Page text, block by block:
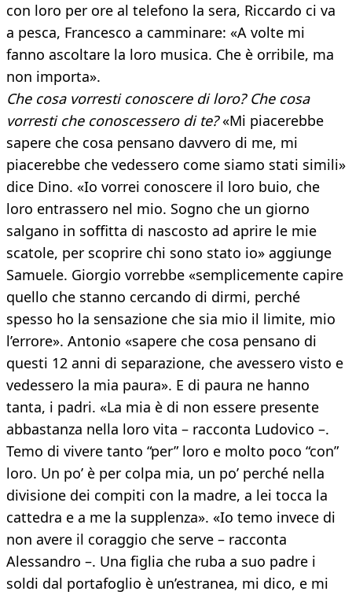
con loro per ore al telefono la sera, Riccardo ci va
a pesca, Francesco a camminare: «A volte mi
fanno ascoltare la loro musica. Che è orribile, ma
non importa».
Che cosa vorresti conoscere di loro? Che cosa
vorresti che conoscessero di te?«Mi piacerebbe
sapere che cosa pensano davvero di me, mi
piacerebbe che vedessero come siamo stati simili»
dice Dino. «Io vorrei conoscere il loro buio, che
loro entrassero nel mio. Sogno che un giorno
salgano in soffitta di nascosto ad aprire le mie
scatole, per scoprire chi sono stato io» aggiunge
Samuele. Giorgio vorrebbe «semplicemente capire
quello che stanno cercando di dirmi, perché
spesso ho la sensazione che sia mio il limite, mio
l’errore». Antonio «sapere che cosa pensano di
questi 12 anni di separazione, che avessero visto e
vedessero la mia paura». E di paura ne hanno
tanta, i padri. «La mia è di non essere presente
abbastanza nella loro vita – racconta Ludovico –.
Temo di vivere tanto “per” loro e molto poco “con”
loro. Un po’ è per colpa mia, un po’ perché nella
divisione dei compiti con la madre, a lei tocca la
cattedra e a me la supplenza». «Io temo invece di
non avere il coraggio che serve – racconta
Alessandro –. Una figlia che ruba a suo padre i
soldi dal portafoglio è un’estranea, mi dico, e mi